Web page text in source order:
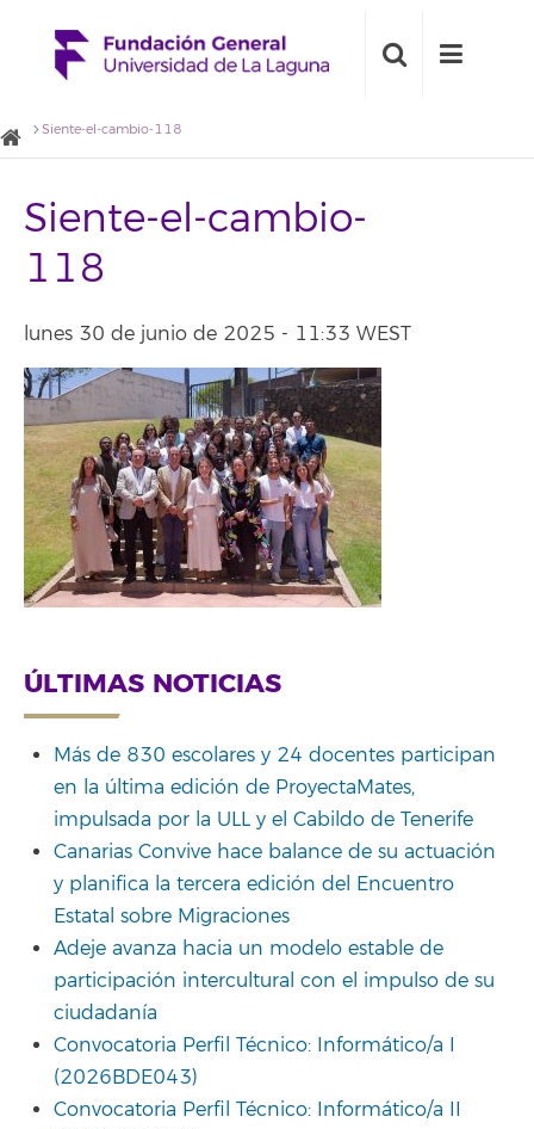
Siente-el-cambio-118
Siente-el-cambio-
118
lunes 30 de junio de 2025 - 11:33 WEST
ÚLTIMAS NOTICIAS
Más de 830 escolares y 24 docentes participan
en la última edición de ProyectaMates,
impulsada por la ULL y el Cabildo de Tenerife
Canarias Convive hace balance de su actuación
y planifica la tercera edición del Encuentro
Estatal sobre Migraciones
Adeje avanza hacia un modelo estable de
participación intercultural con el impulso de su
ciudadanía
Convocatoria Perfil Técnico: Informático/a I
(2026BDE043)
Convocatoria Perfil Técnico: Informático/a II